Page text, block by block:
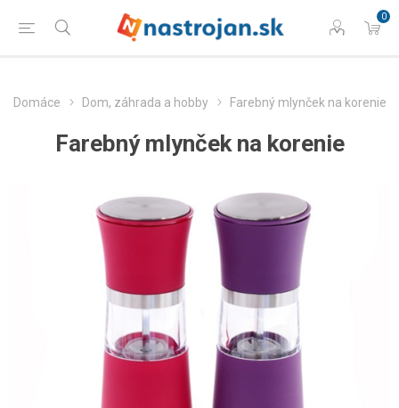
0
Domáce Dom, záhrada a hobby Farebný mlynček na korenie
Farebný mlynček na korenie